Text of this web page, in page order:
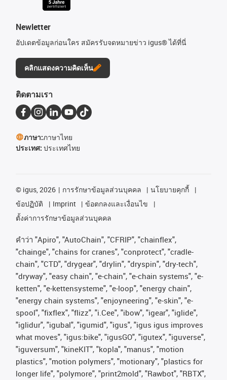
Newletter
อัปเดตข้อมูลก่อนใคร สมัครรับจดหมายข่าว igus® ได้ที่นี่
คลิกแสดงความคิดเห็น
ติดตามเรา
ภาษา:ภาษาไทย
ประเทศ: ประเทศไทย
© igus, 2026 การรักษาข้อมูลส่วนบุคคล
นโยบายคุกกี้
ข้อปฏิบัติ
Imprint
ข้อตกลงและเงื่อนไข
ตั้งค่าการรักษาข้อมูลส่วนบุคคล
คําว่า "Apiro", "AutoChain", "CFRIP", "chainflex",
"chainge", "chains for cranes", "conprotect", "cradle-
chain", "CTD", "drygear", "drylin", "dryspin", "dry-tech",
"dryway", "easy chain", "e-chain", "e-chain systems", "e-
ketten", "e-kettensysteme", "e-loop", "energy chain",
"energy chain systems", "enjoyneering", "e-skin", "e-
spool", "fixflex", "flizz", "i.Cee", "ibow", "igear", "iglide",
"iglidur", "igubal", "igumid", "igus", "igus igus improves
what moves", "igus:bike", "igusGO", "igutex", "iguverse",
"iguversum", "kineKIT", "kopla", "manus", "motion
plastics", "motion polymers", "motionary", "plastics for
longer life", "polymore", "print2mold", "Rawbot", "RBTX",